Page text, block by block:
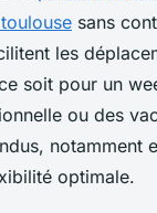
sans
les
soit pour un
ou des
notamment
optimale.